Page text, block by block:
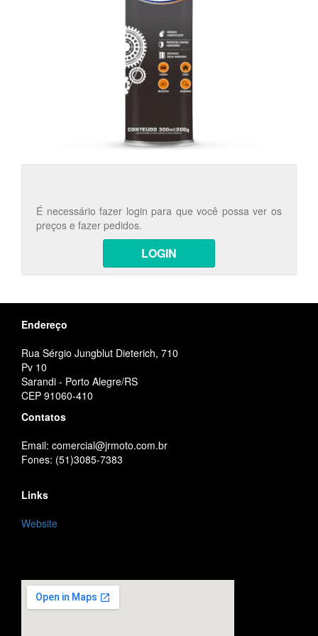
É necessário fazer login para que você possa ver os
preços e fazer pedidos.
LOGIN
Endereço
Rua Sérgio Jungblut Dieterich, 710
Pv 10
Sarandi - Porto Alegre/RS
CEP 91060-410
Contatos
Email: comercial@jrmoto.com.br
Fones: (51)3085-7383
Links
Website